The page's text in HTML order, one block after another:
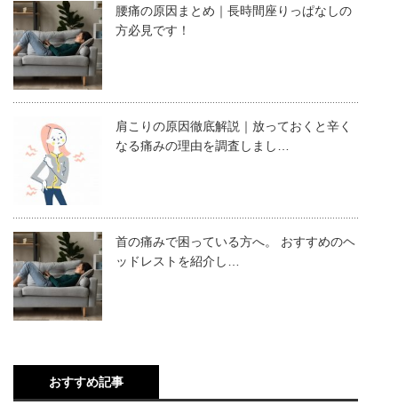
腰痛の原因まとめ｜長時間座りっぱなしの
方必見です！
肩こりの原因徹底解説｜放っておくと辛く
なる痛みの理由を調査しまし…
首の痛みで困っている方へ。 おすすめのヘ
ッドレストを紹介し…
おすすめ記事